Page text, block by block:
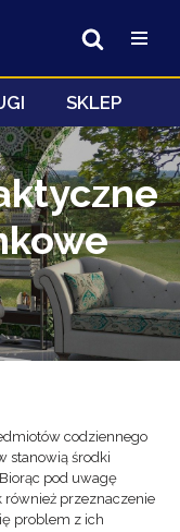
SKLEP
codziennego
stanowią środki
pod uwagę
również przeznaczenie
problem z ich